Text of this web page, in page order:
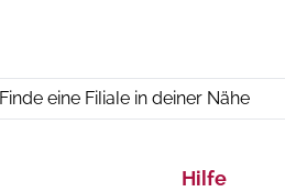
Finde eine Filiale in deiner Nähe
Hilfe